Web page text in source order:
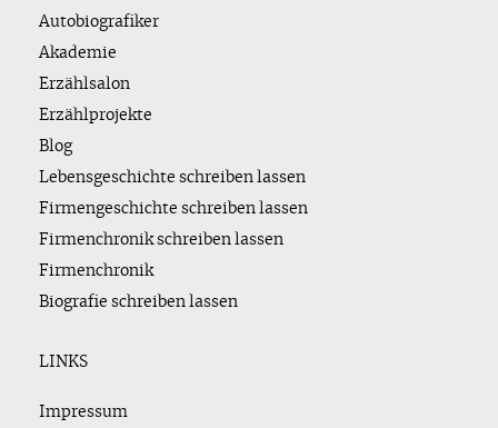
Autobiografiker
Akademie
Erzählsalon
Erzählprojekte
Blog
Lebensgeschichte schreiben lassen
Firmengeschichte schreiben lassen
Firmenchronik schreiben lassen
Firmenchronik
Biografie schreiben lassen
LINKS
Impressum